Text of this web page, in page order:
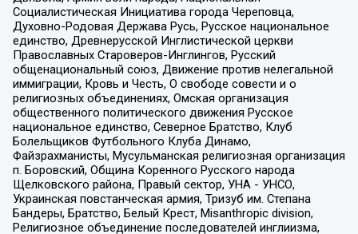
Социалистическая Инициатива города Череповца,
Духовно-Родовая Держава Русь, Русское национальное
единство, Древнерусской Инглистической церкви
Православных Староверов-Инглингов, Русский
общенациональный союз, Движение против нелегальной
иммиграции, Кровь и Честь, О свободе совести и о
религиозных объединениях, Омская организация
общественного политического движения Русское
национальное единство, Северное Братство, Клуб
Болельщиков Футбольного Клуба Динамо,
Файзрахманисты, Мусульманская религиозная организация
п. Боровский, Община Коренного Русского народа
Щелковского района, Правый сектор, УНА - УНСО,
Украинская повстанческая армия, Тризуб им. Степана
Бандеры, Братство, Белый Крест, Misanthropic division,
Религиозное объединение последователей инглиизма,